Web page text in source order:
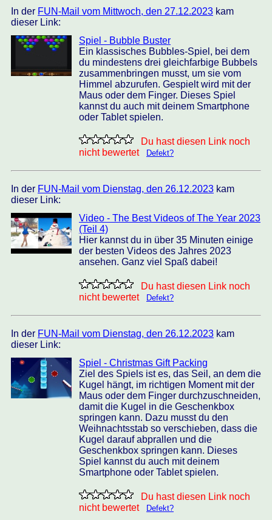
In der FUN-Mail vom Mittwoch, den 27.12.2023 kam
dieser Link:
Spiel - Bubble Buster
Ein klassisches Bubbles-Spiel, bei dem
du mindestens drei gleichfarbige Bubbels
zusammenbringen musst, um sie vom
Himmel abzurufen. Gespielt wird mit der
Maus oder dem Finger. Dieses Spiel
kannst du auch mit deinem Smartphone
oder Tablet spielen.
Du hast diesen Link noch
nicht bewertet
Defekt?
In der FUN-Mail vom Dienstag, den 26.12.2023 kam
dieser Link:
Video - The Best Videos of The Year 2023
(Teil 4)
Hier kannst du in über 35 Minuten einige
der besten Videos des Jahres 2023
ansehen. Ganz viel Spaß dabei!
Du hast diesen Link noch
nicht bewertet
Defekt?
In der FUN-Mail vom Dienstag, den 26.12.2023 kam
dieser Link:
Spiel - Christmas Gift Packing
Ziel des Spiels ist es, das Seil, an dem die
Kugel hängt, im richtigen Moment mit der
Maus oder dem Finger durchzuschneiden,
damit die Kugel in die Geschenkbox
springen kann. Dazu musst du den
Weihnachtsstab so verschieben, dass die
Kugel darauf abprallen und die
Geschenkbox springen kann. Dieses
Spiel kannst du auch mit deinem
Smartphone oder Tablet spielen.
Du hast diesen Link noch
nicht bewertet
Defekt?